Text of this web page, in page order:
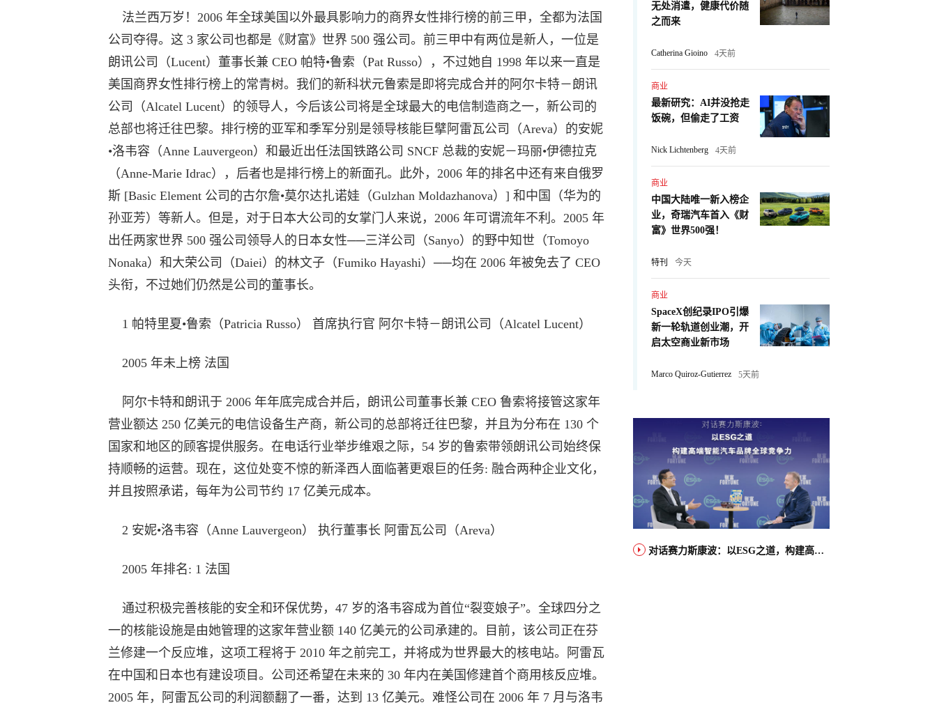
法兰西万岁！2006 年全球美国以外最具影响力的商界女性排行榜的前三甲，全都为法国
公司夺得。这 3 家公司也都是《财富》世界 500 强公司。前三甲中有两位是新人，一位是
朗讯公司（Lucent）董事长兼 CEO 帕特•鲁索（Pat Russo），不过她自 1998 年以来一直是
美国商界女性排行榜上的常青树。我们的新科状元鲁索是即将完成合并的阿尔卡特－朗讯
公司（Alcatel Lucent）的领导人，今后该公司将是全球最大的电信制造商之一，新公司的
总部也将迁往巴黎。排行榜的亚军和季军分别是领导核能巨擘阿雷瓦公司（Areva）的安妮
•洛韦容（Anne Lauvergeon）和最近出任法国铁路公司 SNCF 总裁的安妮－玛丽•伊德拉克
（Anne-Marie Idrac），后者也是排行榜上的新面孔。此外，2006 年的排名中还有来自俄罗
斯 [Basic Element 公司的古尔詹•莫尔达扎诺娃（Gulzhan Moldazhanova）] 和中国（华为的
孙亚芳）等新人。但是，对于日本大公司的女掌门人来说，2006 年可谓流年不利。2005 年
出任两家世界 500 强公司领导人的日本女性──三洋公司（Sanyo）的野中知世（Tomoyo
Nonaka）和大荣公司（Daiei）的林文子（Fumiko Hayashi）──均在 2006 年被免去了 CEO
头衔，不过她们仍然是公司的董事长。
1 帕特里夏•鲁索（Patricia Russo） 首席执行官 阿尔卡特－朗讯公司（Alcatel Lucent）
2005 年未上榜 法国
阿尔卡特和朗讯于 2006 年年底完成合并后，朗讯公司董事长兼 CEO 鲁索将接管这家年
营业额达 250 亿美元的电信设备生产商，新公司的总部将迁往巴黎，并且为分布在 130 个
国家和地区的顾客提供服务。在电话行业举步维艰之际，54 岁的鲁索带领朗讯公司始终保
持顺畅的运营。现在，这位处变不惊的新泽西人面临著更艰巨的任务: 融合两种企业文化，
并且按照承诺，每年为公司节约 17 亿美元成本。
2 安妮•洛韦容（Anne Lauvergeon） 执行董事长 阿雷瓦公司（Areva）
2005 年排名: 1 法国
通过积极完善核能的安全和环保优势，47 岁的洛韦容成为首位“裂变娘子”。全球四分之
一的核能设施是由她管理的这家年营业额 140 亿美元的公司承建的。目前，该公司正在芬
兰修建一个反应堆，这项工程将于 2010 年之前完工，并将成为世界最大的核电站。阿雷瓦
在中国和日本也有建设项目。公司还希望在未来的 30 年内在美国修建首个商用核反应堆。
2005 年，阿雷瓦公司的利润额翻了一番，达到 13 亿美元。难怪公司在 2006 年 7 月与洛韦
无处消遣，健康代价随
之而来
Catherina Gioino 4天前
商业
最新研究：AI并没抢走
饭碗，但偷走了工资
Nick Lichtenberg 4天前
商业
中国大陆唯一新入榜企
业，奇瑞汽车首入《财
富》世界500强！
特刊 今天
商业
SpaceX创纪录IPO引爆
新一轮轨道创业潮，开
启太空商业新市场
Marco Quiroz-Gutierrez 5天前
对话赛力斯康波：以ESG之道，构建高端智能汽车品牌全球竞争力